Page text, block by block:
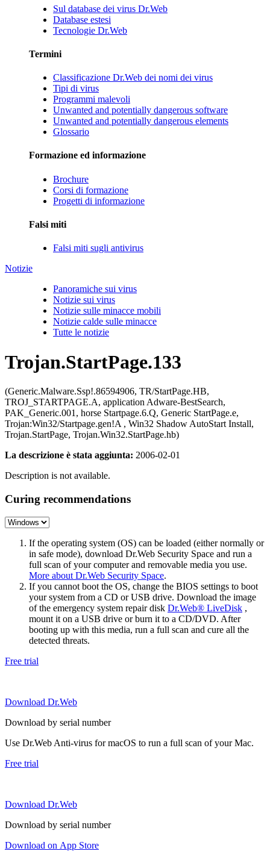
Sul database dei virus Dr.Web
Database estesi
Tecnologie Dr.Web
Termini
Classificazione Dr.Web dei nomi dei virus
Tipi di virus
Programmi malevoli
Unwanted and potentially dangerous software
Unwanted and potentially dangerous elements
Glossario
Formazione ed informazione
Brochure
Corsi di formazione
Progetti di informazione
Falsi miti
Falsi miti sugli antivirus
Notizie
Panoramiche sui virus
Notizie sui virus
Notizie sulle minacce mobili
Notizie calde sulle minacce
Tutte le notizie
Trojan.StartPage.133
(Generic.Malware.Ssp!.86594906, TR/StartPage.HB,
TROJ_STARTPAGE.A, application Adware-BestSearch,
PAK_Generic.001, horse Startpage.6.Q, Generic StartPage.e,
Trojan:Win32/Startpage.gen!A , Win32 Shadow AutoStart Install,
Trojan.StartPage, Trojan.Win32.StartPage.hb)
La descrizione è stata aggiunta: 2006-02-01
Description is not available.
Curing recommendations
If the operating system (OS) can be loaded (either normally or
in safe mode), download Dr.Web Security Space and run a
full scan of your computer and removable media you use.
More about Dr.Web Security Space.
If you cannot boot the OS, change the BIOS settings to boot
your system from a CD or USB drive. Download the image
of the emergency system repair disk Dr.Web® LiveDisk ,
mount it on a USB drive or burn it to a CD/DVD. After
booting up with this media, run a full scan and cure all the
detected threats.
Free trial
Download Dr.Web
Download by serial number
Use Dr.Web Anti-virus for macOS to run a full scan of your Mac.
Free trial
Download Dr.Web
Download by serial number
Download on App Store